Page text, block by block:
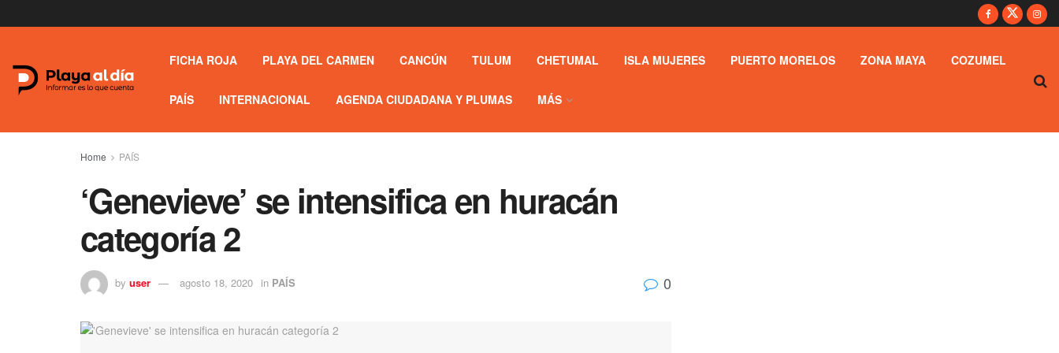
FICHA ROJA PLAYA DEL CARMEN CANCÚN TULUM CHETUMAL ISLA MUJERES PUERTO MORELOS ZONA MAYA COZUMEL
PAÍS INTERNACIONAL AGENDA CIUDADANA Y PLUMAS MÁS
Home PAÍS
‘Genevieve’ se intensifica en huracán
categoría 2
by user agosto 18, 2020 in PAÍS 0